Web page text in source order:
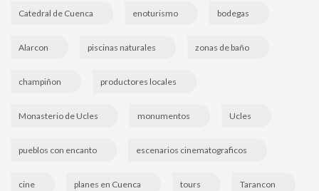
Catedral de Cuenca enoturismo bodegas
Alarcon piscinas naturales zonas de baño
champiñon productores locales
Monasterio de Ucles monumentos Ucles
pueblos con encanto escenarios cinematograficos
cine planes en Cuenca tours Tarancon